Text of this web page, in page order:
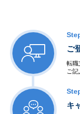
ご
転職
ご記
キ